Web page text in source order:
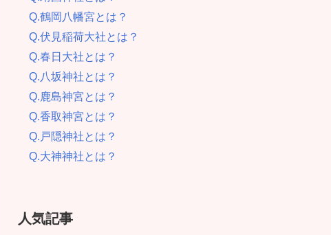
Q.鶴岡八幡宮とは？
Q.伏見稲荷大社とは？
Q.春日大社とは？
Q.八坂神社とは？
Q.鹿島神宮とは？
Q.香取神宮とは？
Q.戸隠神社とは？
Q.大神神社とは？
人気記事